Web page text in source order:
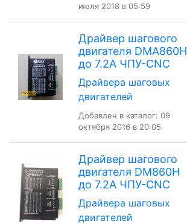
июля 2018 в 05:59
Драйвер шагового
двигателя DMA860H
до 7.2A ЧПУ-CNC
Драйвера шаговых
двигателей
Добавлен в каталог: 09
октября 2016 в 20:05
Драйвер шагового
двигателя DM860H
до 7.2A ЧПУ-CNC
Драйвера шаговых
двигателей